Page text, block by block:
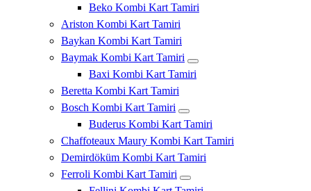
Beko Kombi Kart Tamiri
Ariston Kombi Kart Tamiri
Baykan Kombi Kart Tamiri
Baymak Kombi Kart Tamiri
Baxi Kombi Kart Tamiri
Beretta Kombi Kart Tamiri
Bosch Kombi Kart Tamiri
Buderus Kombi Kart Tamiri
Chaffoteaux Maury Kombi Kart Tamiri
Demirdöküm Kombi Kart Tamiri
Ferroli Kombi Kart Tamiri